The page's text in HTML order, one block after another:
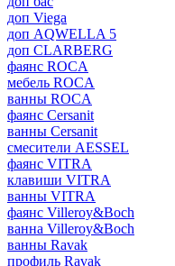
доп Viega
доп AQWELLA 5
доп CLARBERG
фаянс ROCA
мебель ROCA
ванны ROCA
фаянс Cersanit
ванны Cersanit
смесители AESSEL
фаянс VITRA
клавиши VITRA
ванны VITRA
фаянс Villeroy&Boch
ванна Villeroy&Boch
ванны Ravak
профиль Ravak